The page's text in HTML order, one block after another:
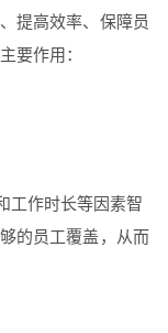
提高效率、保障员
要作用：
工作时长等因素智
的员工覆盖，从而